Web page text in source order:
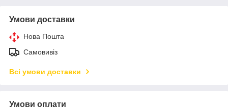
Умови доставки
Нова Пошта
Самовивіз
Всі умови доставки
Умови оплати